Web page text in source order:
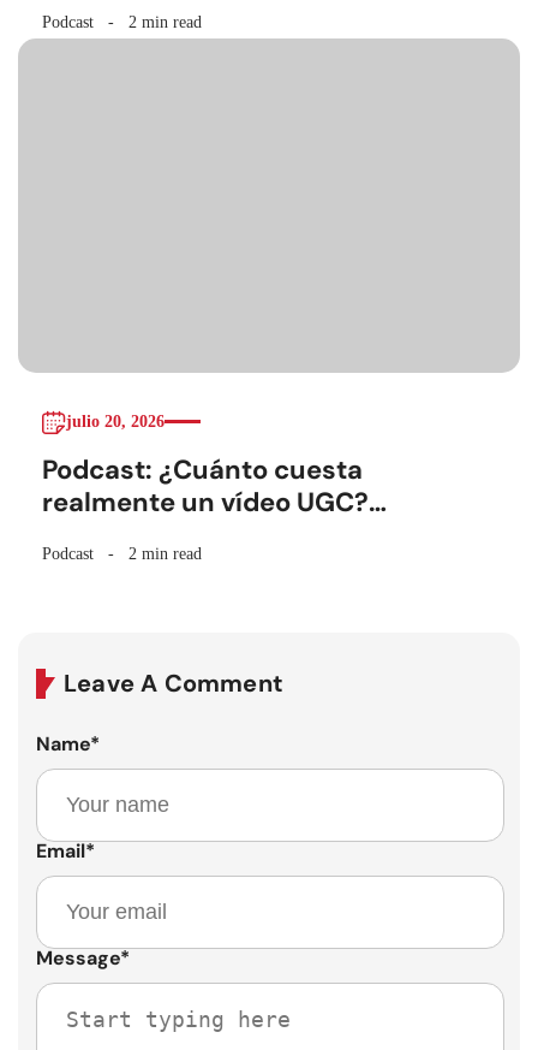
Podcast 2 min read
julio 20, 2026
Podcast: ¿Cuánto cuesta
realmente un vídeo UGC?
Podcast 2 min read
Leave A Comment
Name*
Email*
Message*